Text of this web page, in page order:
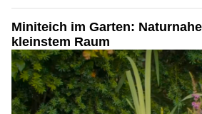
Miniteich im Garten:
kleinstem Raum